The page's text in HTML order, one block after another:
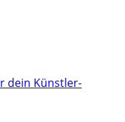
dein Künstler-